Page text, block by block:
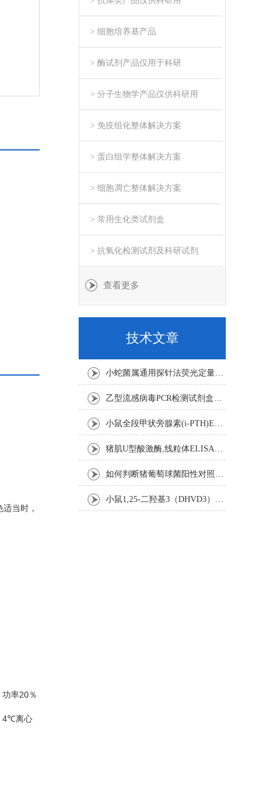
当时，
率20％
4℃离心
> 细胞培养基产品
> 酶试剂产品仅用于科研
> 分子生物学产品仅供科研用
> 免疫组化整体解决方案
> 蛋白组学整体解决方案
> 细胞凋亡整体解决方案
> 常用生化类试剂盒
> 抗氧化检测试剂及科研试剂
查看更多
技术文章
小蛇菌属通用探针法荧光定量PCR试剂盒实验注意事项
乙型流感病毒PCR检测试剂盒反应五要素
小鼠全段甲状旁腺素(i-PTH)ELISA试剂盒操作步骤
猪肌U型酸激酶,线粒体ELISA试剂盒注意事项
如何判断猪葡萄球菌阳性对照是否失效
小鼠1,25-二羟基3（DHVD3）elisa试剂盒操作步骤